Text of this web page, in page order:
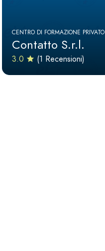
CENTRO DI FORMAZIONE PRIVATO
Contatto S.r.l.
3.0 (1 Recensioni)